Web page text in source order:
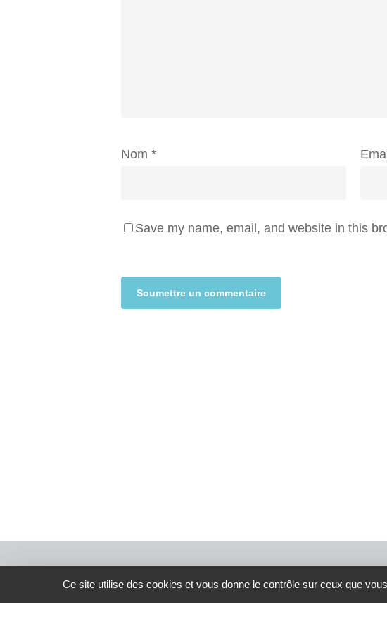
Nom *
Save my name, email, and website in this
4 rue
Ce site utilise des cookies et vous donne le contrôle sur ceux que